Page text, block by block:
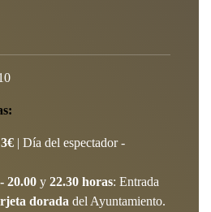
3€ | Día del espectador -
20.00 y 22.30 horas: Entrada
dorada del Ayuntamiento.